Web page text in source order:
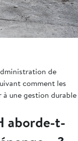
de
comment les
une gestion durable
aborde-t-